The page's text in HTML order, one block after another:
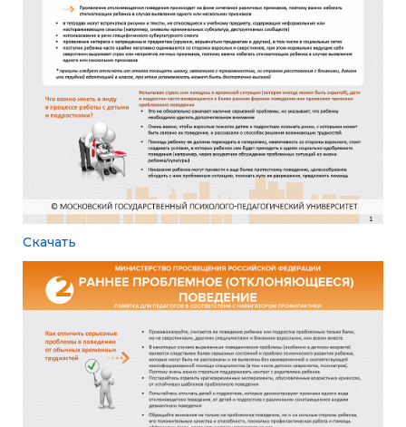
Скачать